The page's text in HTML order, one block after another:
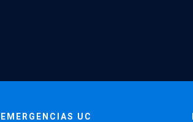
EMERGENCIAS UC